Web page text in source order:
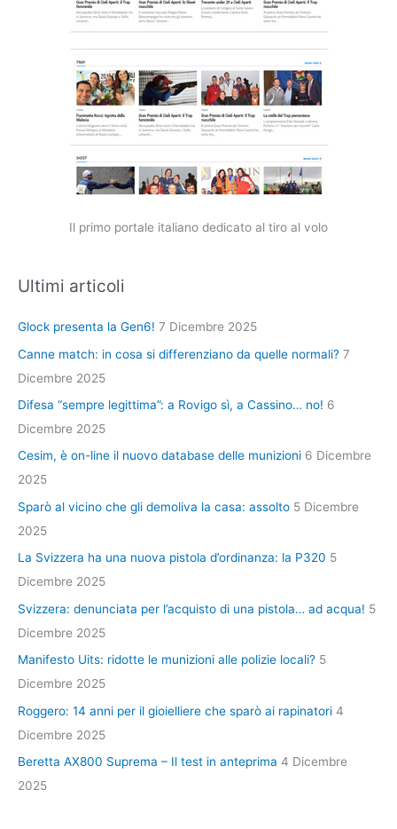
Il primo portale italiano dedicato al tiro al volo
Ultimi articoli
Glock presenta la Gen6! 7 Dicembre 2025
Canne match: in cosa si differenziano da quelle normali? 7
Dicembre 2025
Difesa “sempre legittima”: a Rovigo sì, a Cassino… no! 6
Dicembre 2025
Cesim, è on-line il nuovo database delle munizioni 6 Dicembre
2025
Sparò al vicino che gli demoliva la casa: assolto 5 Dicembre
2025
La Svizzera ha una nuova pistola d’ordinanza: la P320 5
Dicembre 2025
Svizzera: denunciata per l’acquisto di una pistola… ad acqua! 5
Dicembre 2025
Manifesto Uits: ridotte le munizioni alle polizie locali? 5
Dicembre 2025
Roggero: 14 anni per il gioielliere che sparò ai rapinatori 4
Dicembre 2025
Beretta AX800 Suprema – Il test in anteprima 4 Dicembre
2025